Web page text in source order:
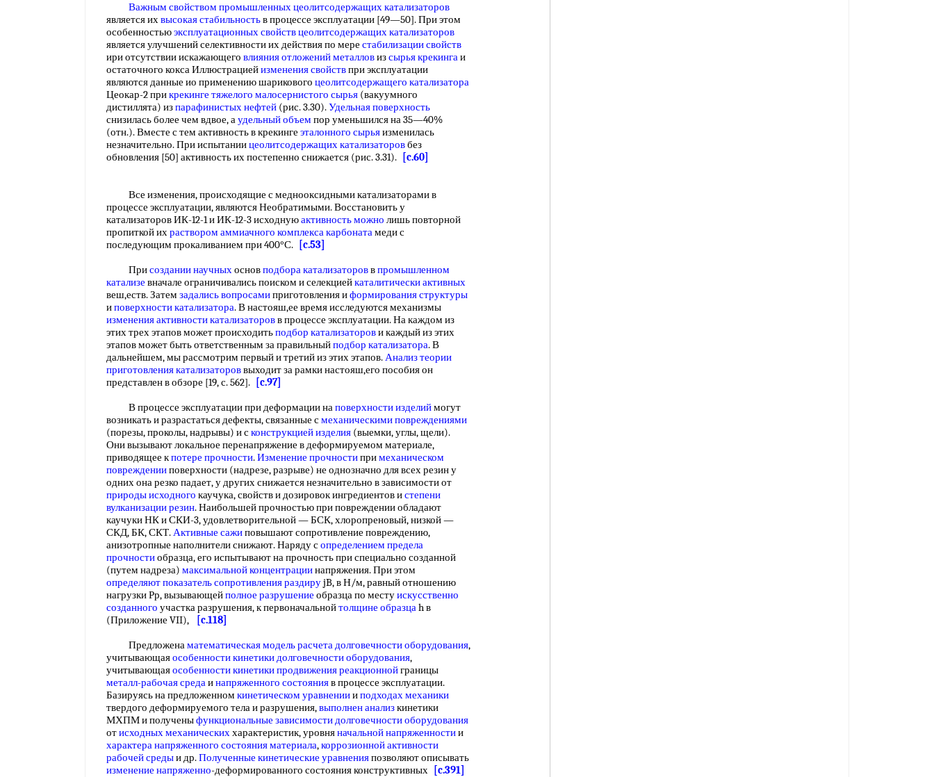
Важным свойством промышленных цеолитсодержащих катализаторов
является ихвысокая стабильностьв процессе эксплуатации [49—50]. При этом
особенностьюэксплуатационных свойств цеолитсодержащих катализаторов
является улучшений селективности их действия по мере стабилизации свойств
ири отсутствии искажающего влияния отложений металловизсырья крекингаи
остаточного кокса Иллюстрациейизменения свойствпри эксплуатации
являются данные ио применению шарикового цеолитсодержащего катализатора
Цеокар-2 прикрекинге тяжелого малосернистого сырья (вакуумного
дистиллята) изпарафинистых нефтей (рис. 3.30).Удельная поверхность
снизилась более чем вдвое, аудельный объем пор уменьшился на 35—40%
(отн.). Вместе с тем активность в крекинге эталонного сырьяизменилась
незначительно. При испытаниицеолитсодержащих катализаторовбез
обновления [50] активность их постепенно снижается (рис. 3.31).
[c.60]
Все изменения, происходящие с меднооксидными катализаторами в
процессе эксплуатации, являются Необратимыми. Восстановить у
катализаторов ИК-12-1 и ИК-12-3 исходнуюактивность можно лишь повторной
пропиткой ихраствором аммиачного комплекса карбонатамеди с
последующим прокаливанием при 400°С.
[c.53]
Присоздании научныхосновподбора катализатороввпромышленном
катализе вначале ограничивались поиском и селекциейкаталитически активных
веш,еств. Затем задались вопросамиприготовления иформирования структуры
иповерхности катализатора. В настояш,ее время исследуются механизмы
изменения активности катализаторовв процессе эксплуатации. На каждом из
этих трех этапов может происходитьподбор катализаторови каждый из этих
этапов может быть ответственным за правильныйподбор катализатора. В
дальнейшем, мы рассмотрим первый и третий из этих этапов.Анализ теории
приготовления катализатороввыходит за рамки настояш,его пособия он
представлен в обзоре [19, с. 562].
[c.97]
В процессе эксплуатации при деформации наповерхности изделиймогут
возникать и разрастаться дефекты, связанные смеханическими повреждениями
(порезы, проколы, надрывы) и сконструкцией изделия (выемки, углы, щели).
Они вызывают локальное перенапряжение в деформируемом материале,
приводящее кпотере прочности.Изменение прочностипримеханическом
поврежденииповерхности (надрезе, разрыве) не однозначно для всех резин у
одних она резко падает, у других снижается незначительно в зависимости от
природы исходного каучука, свойств и дозировок ингредиентов истепени
вулканизации резин. Наибольшей прочностью при повреждении обладают
каучуки НК и СКИ-3, удовлетворительной — БСК, хлоропреновый, низкой —
СКД, БК, СКТ.Активные сажиповышают сопротивление повреждению,
анизотропные наполнители снижают. Наряду сопределением предела
прочностиобразца, его испытывают на прочность при специально созданной
(путем надреза) максимальной концентрациинапряжения. При этом
определяют показательсопротивления раздируjB, в Н/м, равный отношению
нагрузки Рр, вызывающейполное разрушение образца по местуискусственно
созданного участка разрушения, к первоначальнойтолщине образцаh в
(Приложение VII),
[c.118]
Предложенаматематическая модель расчетадолговечности оборудования,
учитывающаяособенности кинетикидолговечности оборудования,
учитывающаяособенности кинетикипродвижения реакционнойграницы
металл-рабочая средаинапряженного состоянияв процессе эксплуатации.
Базируясь на предложенном кинетическом уравнениииподходах механики
твердого деформируемого тела и разрушения,выполнен анализкинетики
МХПМ и полученыфункциональные зависимостидолговечности оборудования
отисходных механическиххарактеристик, уровняначальной напряженностии
характера напряженного состояния материала,коррозионной активности
рабочей средыи др.Полученные кинетические уравненияпозволяют описывать
изменение напряженно-деформированного состояния конструктивных
[c.391]